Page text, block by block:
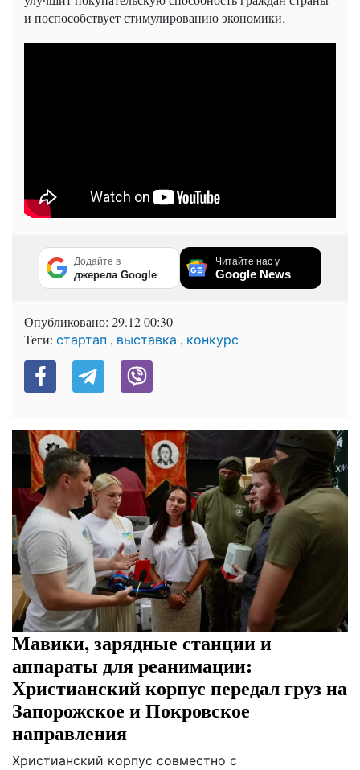
и поспособствует стимулированию экономики.
Додайте в
джерела Google
Читайте нас у
Google News
Опубликовано: 29.12 00:30
Теги: стартап , выставка , конкурс
Мавики, зарядные станции и
аппараты для реанимации:
Христианский корпус передал груз на
Запорожское и Покровское
направления
Христианский корпус совместно с